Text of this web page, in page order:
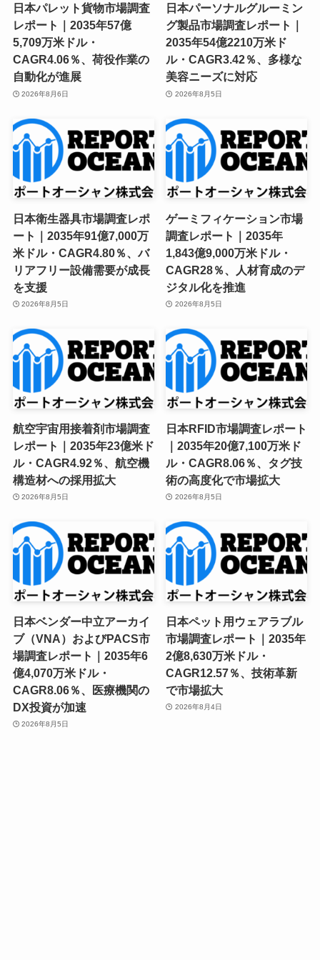
日本パレット貨物市場調査
レポート｜2035年57億
5,709万米ドル・
CAGR4.06％、荷役作業の
自動化が進展
2026年8月6日
日本パーソナルグルーミン
グ製品市場調査レポート｜
2035年54億2210万米ド
ル・CAGR3.42％、多様な
美容ニーズに対応
2026年8月5日
日本衛生器具市場調査レポ
ート｜2035年91億7,000万
米ドル・CAGR4.80％、バ
リアフリー設備需要が成長
を支援
2026年8月5日
ゲーミフィケーション市場
調査レポート｜2035年
1,843億9,000万米ドル・
CAGR28％、人材育成のデ
ジタル化を推進
2026年8月5日
航空宇宙用接着剤市場調査
レポート｜2035年23億米ド
ル・CAGR4.92％、航空機
構造材への採用拡大
2026年8月5日
日本RFID市場調査レポート
｜2035年20億7,100万米ド
ル・CAGR8.06％、タグ技
術の高度化で市場拡大
2026年8月5日
日本ベンダー中立アーカイ
ブ（VNA）およびPACS市
場調査レポート｜2035年6
億4,070万米ドル・
CAGR8.06％、医療機関の
DX投資が加速
2026年8月5日
日本ペット用ウェアラブル
市場調査レポート｜2035年
2億8,630万米ドル・
CAGR12.57％、技術革新
で市場拡大
2026年8月4日